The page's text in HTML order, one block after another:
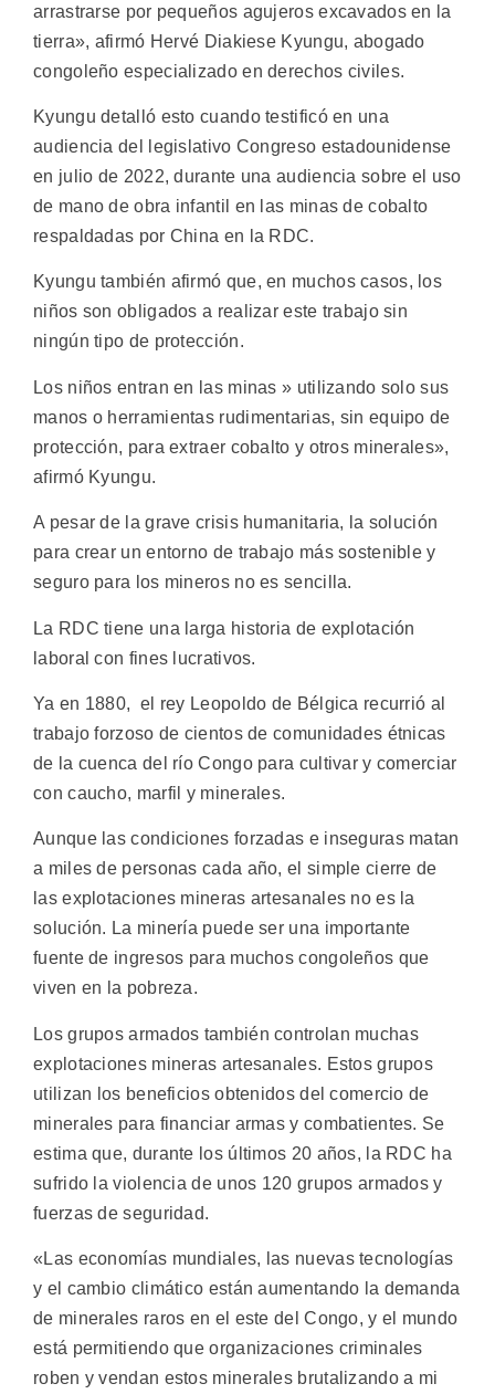
arrastrarse por pequeños agujeros excavados en la
tierra», afirmó Hervé Diakiese Kyungu, abogado
congoleño especializado en derechos civiles.
Kyungu detalló esto cuando testificó en una
audiencia del legislativo Congreso estadounidense
en julio de 2022, durante una audiencia sobre el uso
de mano de obra infantil en las minas de cobalto
respaldadas por China en la RDC.
Kyungu también afirmó que, en muchos casos, los
niños son obligados a realizar este trabajo sin
ningún tipo de protección.
Los niños entran en las minas » utilizando solo sus
manos o herramientas rudimentarias, sin equipo de
protección, para extraer cobalto y otros minerales»,
afirmó Kyungu.
A pesar de la grave crisis humanitaria, la solución
para crear un entorno de trabajo más sostenible y
seguro para los mineros no es sencilla.
La RDC tiene una larga historia de explotación
laboral con fines lucrativos.
Ya en 1880, el rey Leopoldo de Bélgica recurrió al
trabajo forzoso de cientos de comunidades étnicas
de la cuenca del río Congo para cultivar y comerciar
con caucho, marfil y minerales.
Aunque las condiciones forzadas e inseguras matan
a miles de personas cada año, el simple cierre de
las explotaciones mineras artesanales no es la
solución. La minería puede ser una importante
fuente de ingresos para muchos congoleños que
viven en la pobreza.
Los grupos armados también controlan muchas
explotaciones mineras artesanales. Estos grupos
utilizan los beneficios obtenidos del comercio de
minerales para financiar armas y combatientes. Se
estima que, durante los últimos 20 años, la RDC ha
sufrido la violencia de unos 120 grupos armados y
fuerzas de seguridad.
«Las economías mundiales, las nuevas tecnologías
y el cambio climático están aumentando la demanda
de minerales raros en el este del Congo, y el mundo
está permitiendo que organizaciones criminales
roben y vendan estos minerales brutalizando a mi